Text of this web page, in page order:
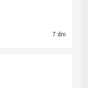
7 dni